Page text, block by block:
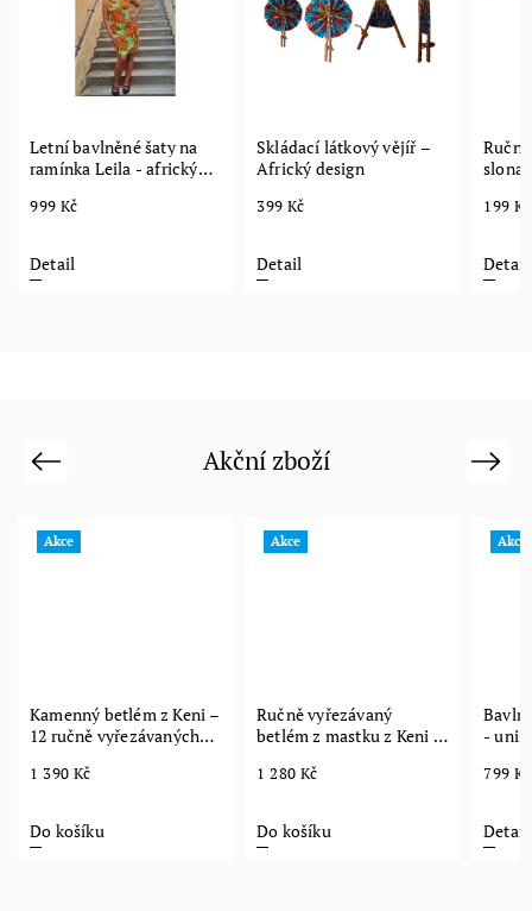
Letní bavlněné šaty na
ramínka Leila - africký
999 Kč
Detail
Skládací látkový vějíř –
Africký design
399 Kč
Detail
slona
199 Kč
Detail
Akční zboží
Previous
Akce
Kamenný betlém z Keni –
12 ručně vyřezávaných
1 390 Kč
Do košíku
Akce
Ručně vyřezávaný
betlém z mastku z Keni –
1 280 Kč
Do košíku
Akce
-
799 Kč
Detail
Next